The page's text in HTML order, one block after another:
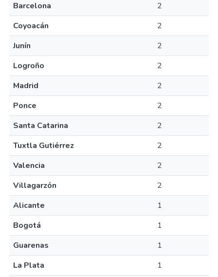
Barcelona
2
Coyoacán
2
Junín
2
Logroño
2
Madrid
2
Ponce
2
Santa Catarina
2
Tuxtla Gutiérrez
2
Valencia
2
Villagarzón
2
Alicante
1
Bogotá
1
Guarenas
1
La Plata
1